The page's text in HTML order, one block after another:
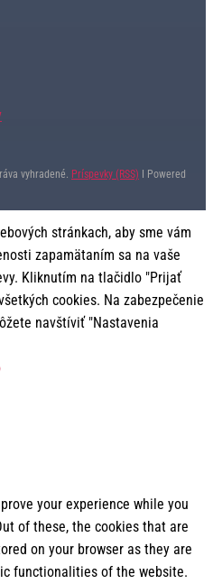
vyhradené. Príspevky (RSS) I Powered
stránkach, aby sme vám
zapamätaním sa na vaše
Kliknutím na tlačidlo "Prijať
cookies. Na zabezpečenie
navštíviť "Nastavenia
your experience while you
of these, the cookies that are
on your browser as they are
functionalities of the website.